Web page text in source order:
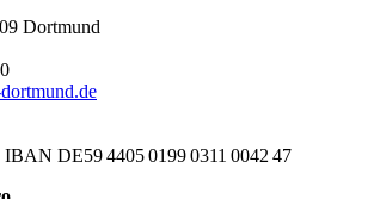
Dortmund
IBAN DE59 4405 0199 0311 0042 47